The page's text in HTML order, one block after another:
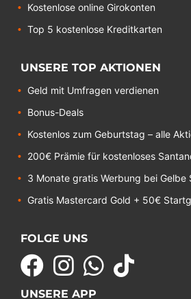
Kostenlose online Girokonten
Top 5 kostenlose Kreditkarten
UNSERE TOP AKTIONEN
Geld mit Umfragen verdienen
Bonus-Deals
Kostenlos zum Geburtstag – alle
200€ Prämie für kostenloses
3 Monate gratis Werbung bei Gelbe
Gratis Mastercard Gold + 50€
FOLGE UNS
UNSERE APP